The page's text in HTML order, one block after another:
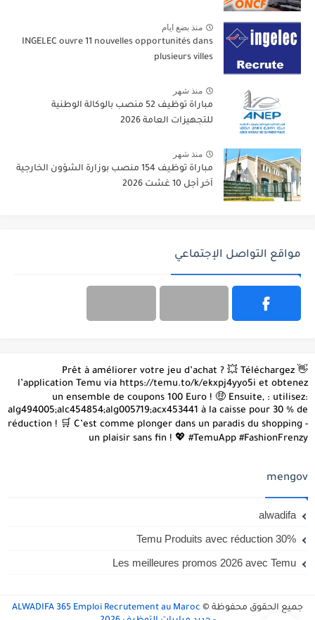
منذ بضع ايام
INGELEC ouvre 11 nouvelles opportunités dans
plusieurs villes
منذ شهر
مباراة توظيف 52 منصب بالوكالة الوطنية
للتجهيزات العامة 2026
منذ شهر
مباراة توظيف 154 منصب بوزارة الشؤون الخارجية
آخر أجل 10 غشت 2026
مواقع التواصل الإجتماعي
👋 Prêt à améliorer votre jeu d’achat ? 💥 Téléchargez
l’application Temu via https://temu.to/k/ekxpj4yyo5i et obtenez
un ensemble de coupons 100 Euro ! 🤑 Ensuite, : utilisez:
alg494005;alc454854;alg005719;acx453441 à la caisse pour 30 % de
réduction ! 🛒 C’est comme plonger dans un paradis du shopping -
un plaisir sans fin ! 💖 #TemuApp #FashionFrenzy
mengov
alwadifa
Temu Produits avec réduction 30%
Les meilleures promos 2026 avec Temu
جميع الحقوق محفوظة © ALWADIFA 365 Emploi Recrutement au Maroc